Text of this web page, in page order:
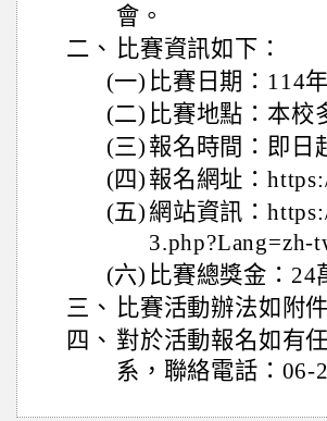
會。
二、 比賽資訊如下：
(一) 比賽日期：114
(二) 比賽地點：本校
(三) 報名時間：即日
(四) 報名網址：
(五) 網站資訊：
3.php?Lang=zh-
(六) 比賽總獎金：24
三、 比賽活動辦法如附件
四、 對於活動報名如有
系，聯絡電話：06-